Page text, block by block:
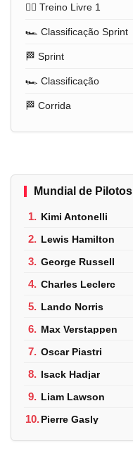
🏋️‍♂️ Treino Livre 1
🏎️ Classificação Sprint
🏁 Sprint
🏎️ Classificação
🏁 Corrida
Mundial de Pilotos
1. Kimi Antonelli
2. Lewis Hamilton
3. George Russell
4. Charles Leclerc
5. Lando Norris
6. Max Verstappen
7. Oscar Piastri
8. Isack Hadjar
9. Liam Lawson
10.Pierre Gasly